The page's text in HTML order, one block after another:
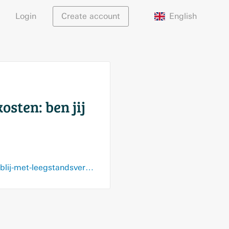
Login Create account English
ben jij
www.ad.nl/rijswijk/huis-lang-leeg-laten-staan-gaat-rijswijkers-geld-kosten-ben-jij-blij-met-leegstandsverordening~aa21e7337/